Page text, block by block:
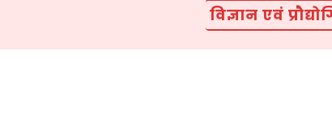
विज्ञान एवं